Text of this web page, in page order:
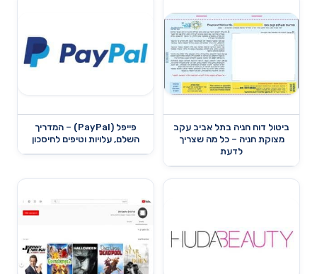
ביטול דוח חניה בתל אביב עקב
מצוקת חניה – כל מה שצריך
לדעת
פייפל (PayPal) – המדריך
השלם, עלויות וטיפים לחיסכון